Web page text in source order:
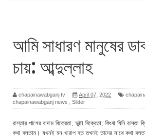
আমি সাধারণ মানুষের
চায়: আব্দুল্লাহ
chapainawabganj tv April 07, 2022
chapainawabganj news
Slider
রাস্তার পাশের বাদাম বিক্রেতা, ভুট্টা বিক্রেতা, কিংবা যিনি
কথা বলতাম। যখনই মন খারাপ হত তখনই তাদের সাথে কথা